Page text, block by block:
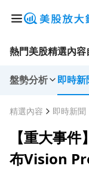
熱門美股精選內容
盤勢分析 即時新
精選內容 即時新聞
【重大事
布Vision